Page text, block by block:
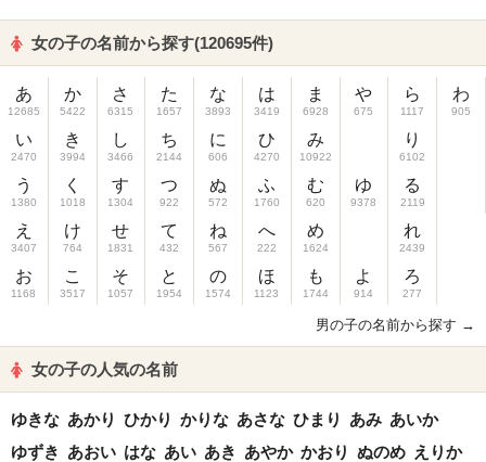
女の子の名前から探す(120695件)
あ
12685
い
2470
う
1380
え
3407
お
1168
か
5422
き
3994
く
1018
け
764
こ
3517
さ
6315
し
3466
す
1304
せ
1831
そ
1057
た
1657
ち
2144
つ
922
て
432
と
1954
な
3893
に
606
ぬ
572
ね
567
の
1574
は
3419
ひ
4270
ふ
1760
へ
222
ほ
1123
ま
6928
み
10922
む
620
め
1624
も
1744
や
675
ゆ
9378
よ
914
ら
1117
り
6102
る
2119
れ
2439
ろ
277
わ
905
男の子の名前から探す →
女の子の人気の名前
ゆきな あかり ひかり かりな あさな ひまり あみ あいか
ゆずき あおい はな あい あき あやか かおり ぬのめ えりか